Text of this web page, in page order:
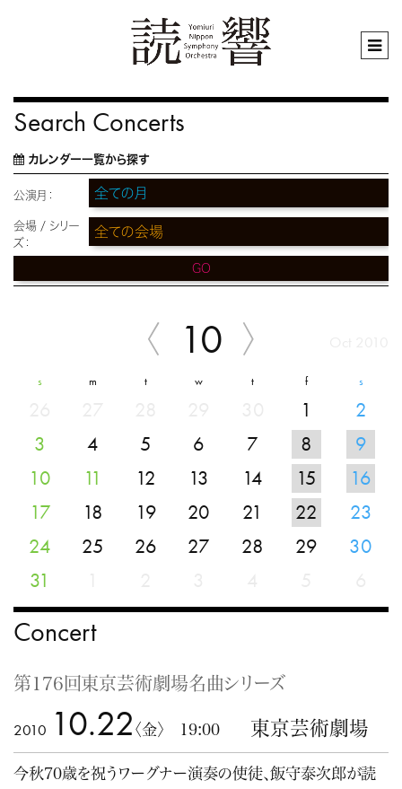
Search Concerts
カレンダー一覧から探す
公演月：
会場 / シリー
ズ：
GO
10
s m t w t f s
1
2
3
4 5 6 7 8
9
10
11 12 13 14 15
16
17
18 19 20 21 22
23
24
25 26 27 28 29
30
31
Concert
第176回東京芸術劇場名曲シリーズ
2010 10.22 〈金〉 19:00 東京芸術劇場
今秋70歳を祝うワーグナー演奏の使徒、飯守泰次郎が読